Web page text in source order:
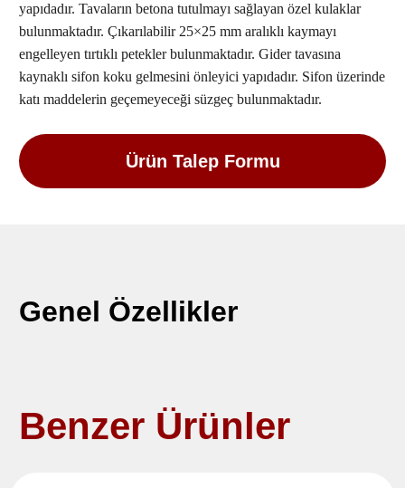
yapıdadır. Tavaların betona tutulmayı sağlayan özel kulaklar
bulunmaktadır. Çıkarılabilir 25×25 mm aralıklı kaymayı
engelleyen tırtıklı petekler bulunmaktadır. Gider tavasına
kaynaklı sifon koku gelmesini önleyici yapıdadır. Sifon üzerinde
katı maddelerin geçemeyeceği süzgeç bulunmaktadır.
Ürün Talep Formu
Genel Özellikler
Benzer Ürünler